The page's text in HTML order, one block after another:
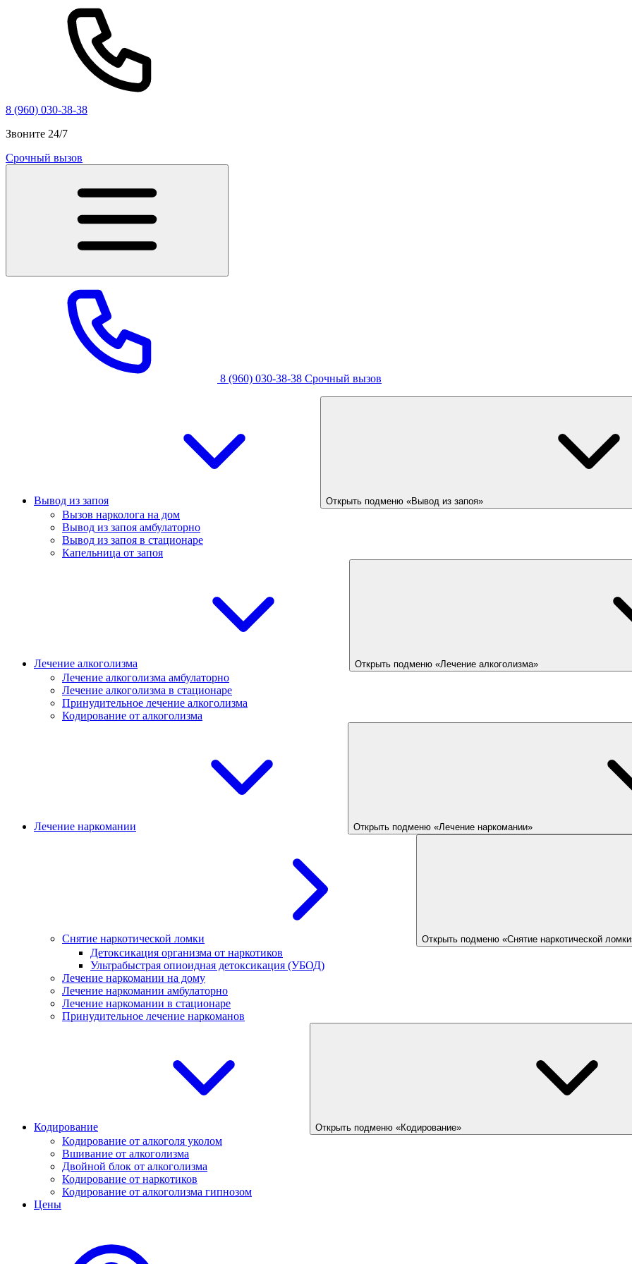
8 (960) 030-38-38
Звоните 24/7
Срочный вызов
8 (960) 030-38-38 Срочный вызов
Вывод из запоя Открыть подменю «Вывод из запоя»
Вызов нарколога на дом
Вывод из запоя амбулаторно
Вывод из запоя в стационаре
Капельница от запоя
Лечение алкоголизма Открыть подменю «Лечение алкоголизма»
Лечение алкоголизма амбулаторно
Лечение алкоголизма в стационаре
Принудительное лечение алкоголизма
Кодирование от алкоголизма
Лечение наркомании Открыть подменю «Лечение наркомании»
Снятие наркотической ломки Открыть подменю «Снятие наркотической
Детоксикация организма от наркотиков
Ультрабыстрая опиоидная детоксикация (УБОД)
Лечение наркомании на дому
Лечение наркомании амбулаторно
Лечение наркомании в стационаре
Принудительное лечение наркоманов
Кодирование Открыть подменю «Кодирование»
Кодирование от алкоголя уколом
Вшивание от алкоголизма
Двойной блок от алкоголизма
Кодирование от наркотиков
Кодирование от алкоголизма гипнозом
Цены